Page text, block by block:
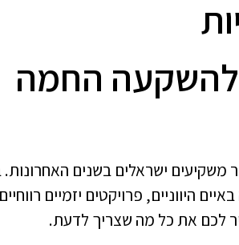
להשקעה החמה
ישראלים בשנים האחרונות.
היווניים, פרויקטים יזמיים
לכם את כל מה שצריך לדעת.
"עידן סרוסי וכל צוות G.R.E,
לכם
העוטף
לנכון להודות
הטיפול המסור,